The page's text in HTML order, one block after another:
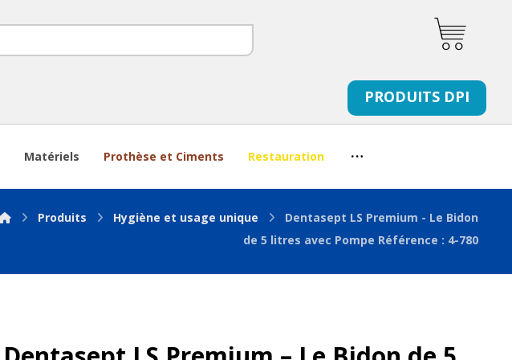
PRODUITS DPI
Matériels Prothèse et Ciments Restauration
Produits Hygiène et usage unique
Dentasept LS Premium - Le Bidon
de 5 litres avec Pompe Référence : 4-780